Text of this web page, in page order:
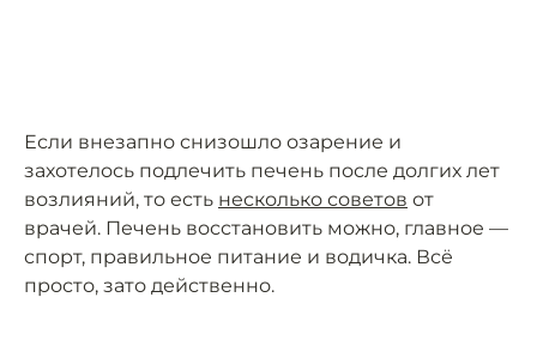
Если внезапно снизошло озарение и
захотелось подлечить печень после долгих лет
возлияний, то есть несколько советов от
врачей. Печень восстановить можно, главное —
спорт, правильное питание и водичка. Всё
просто, зато действенно.